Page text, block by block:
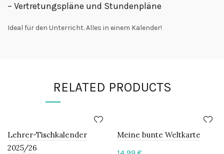
– Vertretungspläne und Stundenpläne
Ideal für den Unterricht. Alles in einem Kalender!
RELATED PRODUCTS
Lehrer-Tischkalender
2025/26
Meine bunte Weltkarte